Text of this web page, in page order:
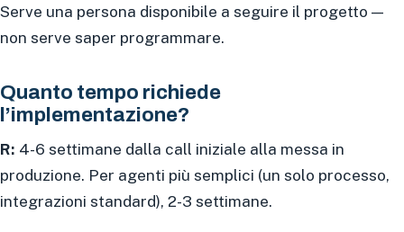
Serve una persona disponibile a seguire il progetto —
non serve saper programmare.
Quanto tempo richiede
l’implementazione?
R: 4-6 settimane dalla call iniziale alla messa in
produzione. Per agenti più semplici (un solo processo,
integrazioni standard), 2-3 settimane.